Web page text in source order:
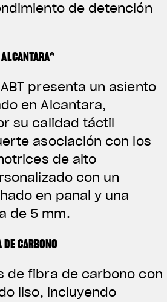
de detención
presenta un asiento
en Alcantara,
su calidad táctil
asociación con los
de alto
con un
en panal y una
de 5 mm.
CARBONO
de fibra de carbono con
liso, incluyendo